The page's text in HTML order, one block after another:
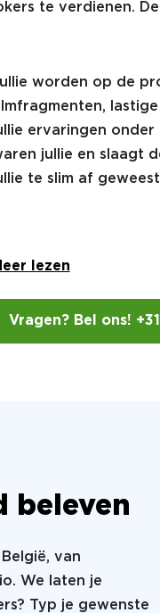
te verdienen.
worden op de
ervaringen onder
jullie en slaagt
te slim af
lezen
Vragen? Bel ons! +31
beleven
van
We laten je
Typ je gewenste